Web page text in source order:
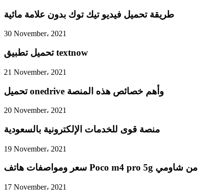
طريقة تحميل فيديو تيك توك بدون علامة مائية
30 November، 2021
تحميل تطبيق textnow
21 November، 2021
تحميل onedrive وأهم خصائص هذه المنصة
20 November، 2021
منصة قوى للخدمات الإلكترونية بالسعودية
19 November، 2021
سعر ومواصفات هاتف Poco m4 pro 5g من شاومي
17 November، 2021